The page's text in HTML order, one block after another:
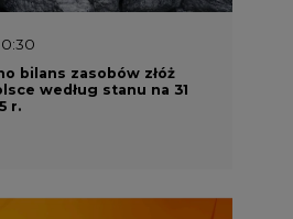
bilans zasobów złóż
według stanu na 31
r.